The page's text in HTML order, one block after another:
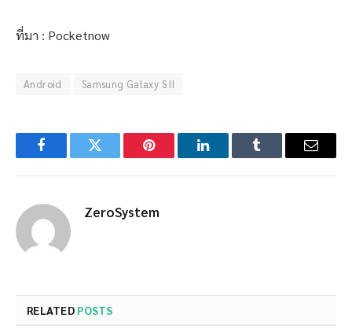
ที่มา : Pocketnow
Android Samsung Galaxy S II
FacebookTwitter Pinterest LinkedInTumblr Email
ZeroSystem
RELATED POSTS